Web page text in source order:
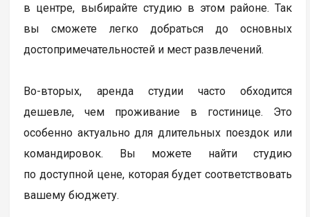
в центре, выбирайте студию в этом районе. Так
вы сможете легко добраться до основных
достопримечательностей и мест развлечений.
Во-вторых, аренда студии часто обходится
дешевле, чем проживание в гостинице. Это
особенно актуально для длительных поездок или
командировок. Вы можете найти студию
по доступной цене, которая будет соответствовать
вашему бюджету.